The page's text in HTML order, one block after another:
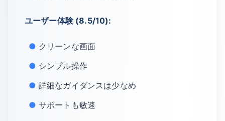
ユーザー体験 (8.5/10):
クリーンな画面
シンプル操作
詳細なガイダンスは少なめ
サポートも敏速